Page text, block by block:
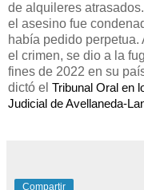
de alquileres
el asesino fue
había pedido
el crimen, se dio a la
fines de 2022 en su
dictó el Tribunal Oral en
Judicial de Avellaneda-
Compartir